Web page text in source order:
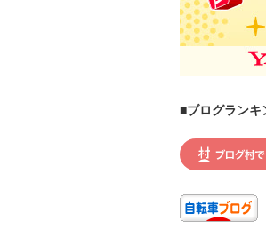
■ブログランキ